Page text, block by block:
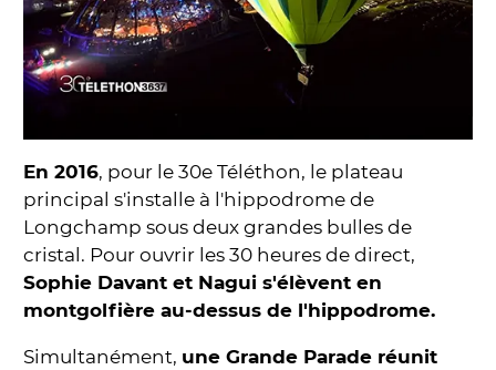
En 2016, pour le 30e Téléthon, le plateau
principal s'installe à l'hippodrome de
Longchamp sous deux grandes bulles de
cristal. Pour ouvrir les 30 heures de direct,
Sophie Davant et Nagui s'élèvent en
montgolfière au-dessus de l'hippodrome.
Simultanément, une Grande Parade réunit